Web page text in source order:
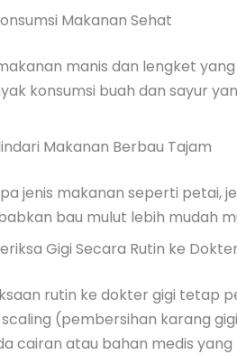
Makanan Sehat
manis dan lengket
konsumsi buah dan sayur
Makanan Berbau Tajam
jenis makanan seperti petai,
bau mulut lebih mudah
Gigi Secara Rutin ke
rutin ke dokter gigi tetap
(pembersihan karang
cairan atau bahan medis